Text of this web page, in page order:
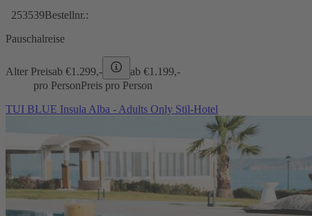
253539Bestellnr.:
Pauschalreise
Alter Preisab €1.299,- ab €1.199,-
pro PersonPreis pro Person
TUI BLUE Insula Alba - Adults Only Stil-Hotel